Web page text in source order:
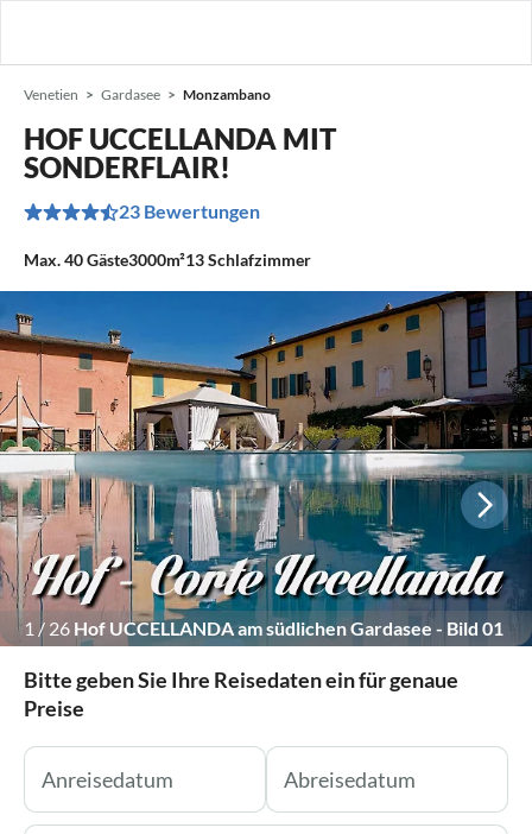
Venetien Gardasee Monzambano
HOF UCCELLANDA MIT
SONDERFLAIR!
23 Bewertungen
Max.40Gäste3000m²13Schlafzimmer
1 / 26 Hof UCCELLANDA am südlichen Gardasee - Bild 01
Bitte geben Sie Ihre Reisedaten ein für genaue
Preise